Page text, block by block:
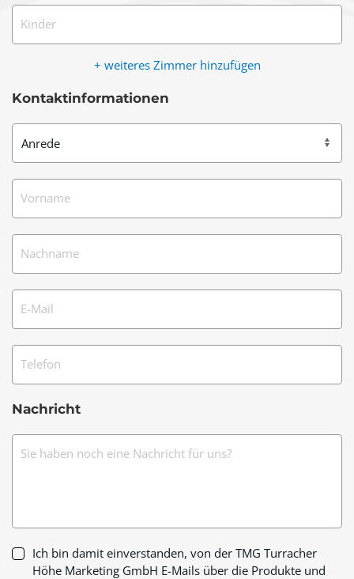
Kinder
+ weiteres Zimmer hinzufügen
Kontaktinformationen
Vorname
Nachname
E-Mail
Telefon
Nachricht
Sie haben noch eine Nachricht für uns?
Ich bin damit einverstanden, von der TMG Turracher
Höhe Marketing GmbH E-Mails über die Produkte und